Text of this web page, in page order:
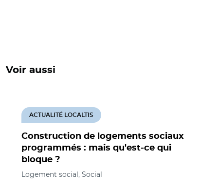
Voir aussi
Construction de logements sociaux
programmés : mais qu'est-ce qui
bloque ?
ACTUALITÉ LOCALTIS
Logement social, Social